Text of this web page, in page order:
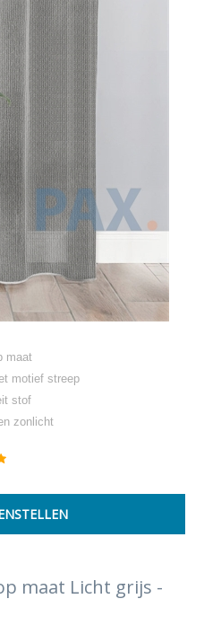
maat
motief streep
stof
zonlicht
maat Licht grijs -